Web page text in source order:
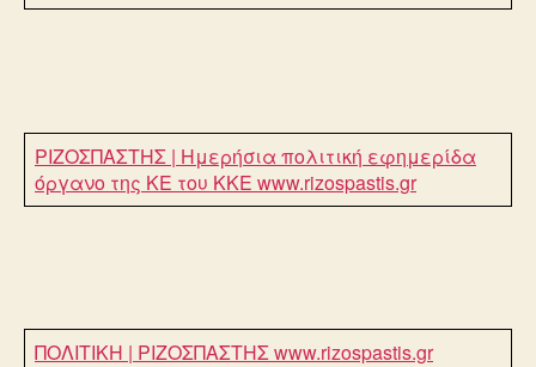
ΡΙΖΟΣΠΑΣΤΗΣ | Ημερήσια πολιτική εφημερίδα
όργανο της ΚΕ του ΚΚΕ www.rizospastis.gr
ΠΟΛΙΤΙΚΗ | ΡΙΖΟΣΠΑΣΤΗΣwww.rizospastis.gr